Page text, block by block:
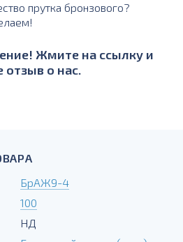
прутка бронзового?
Жмите на ссылку и
отзыв о нас.
БрАЖ9-4
100
НД